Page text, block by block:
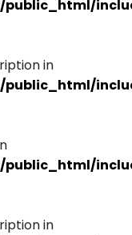
in
in